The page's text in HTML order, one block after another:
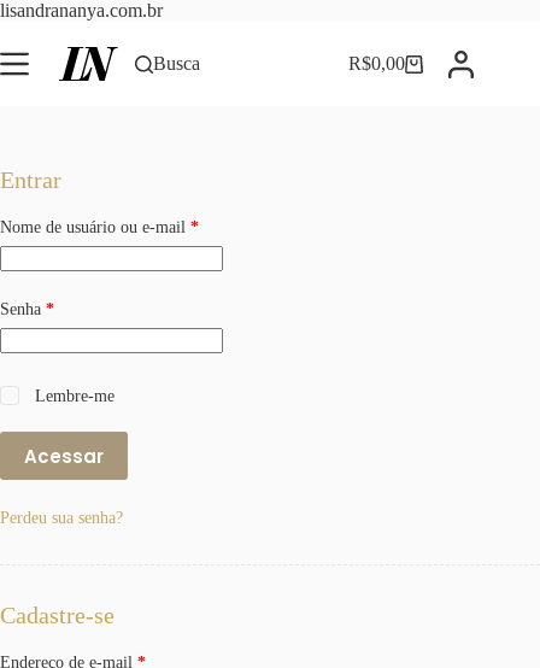
lisandrananya.com.brPular
o
conteúdo
Busca Carrinho
R$0,00
Entrar
Nome de usuário ou e-mail *Obrigatório
Senha *Obrigatório
Lembre-me
Acessar
Perdeu sua senha?
Cadastre-se
Endereço de e-mail *Obrigatório